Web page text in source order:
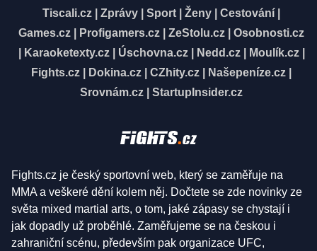
Tiscali.cz Zprávy Sport Ženy Cestování
Games.cz
Profigamers.cz ZeStolu.cz
Osobnosti.cz
Karaoketexty.cz| Úschovna.cz| Nedd.cz| Moulík.cz|
Fights.cz
Dokina.cz CZhity.cz Našepeníze.cz
Srovnám.cz
StartupInsider.cz
Fights.cz je český sportovní web, který se zaměřuje na
MMA a veškeré dění kolem něj. Dočtete se zde novinky ze
světa mixed martial arts, o tom, jaké zápasy se chystají i
jak dopadly už proběhlé. Zaměřujeme se na českou i
zahraniční scénu, především pak organizace UFC,